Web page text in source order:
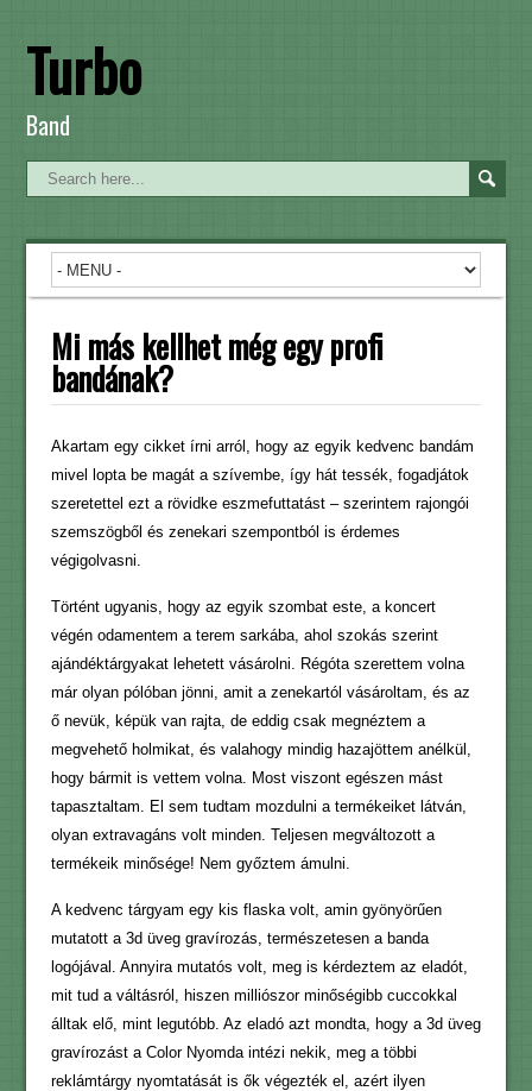
Turbo
Band
Mi más kellhet még egy profi
bandának?
Akartam egy cikket írni arról, hogy az egyik kedvenc bandám
mivel lopta be magát a szívembe, így hát tessék, fogadjátok
szeretettel ezt a rövidke eszmefuttatást – szerintem rajongói
szemszögből és zenekari szempontból is érdemes
végigolvasni.
Történt ugyanis, hogy az egyik szombat este, a koncert
végén odamentem a terem sarkába, ahol szokás szerint
ajándéktárgyakat lehetett vásárolni. Régóta szerettem volna
már olyan pólóban jönni, amit a zenekartól vásároltam, és az
ő nevük, képük van rajta, de eddig csak megnéztem a
megvehető holmikat, és valahogy mindig hazajöttem anélkül,
hogy bármit is vettem volna. Most viszont egészen mást
tapasztaltam. El sem tudtam mozdulni a termékeiket látván,
olyan extravagáns volt minden. Teljesen megváltozott a
termékeik minősége! Nem győztem ámulni.
A kedvenc tárgyam egy kis flaska volt, amin gyönyörűen
mutatott a 3d üveg gravírozás, természetesen a banda
logójával. Annyira mutatós volt, meg is kérdeztem az eladót,
mit tud a váltásról, hiszen milliószor minőségibb cuccokkal
álltak elő, mint legutóbb. Az eladó azt mondta, hogy a 3d üveg
gravírozást a Color Nyomda intézi nekik, meg a többi
reklámtárgy nyomtatását is ők végezték el, azért ilyen